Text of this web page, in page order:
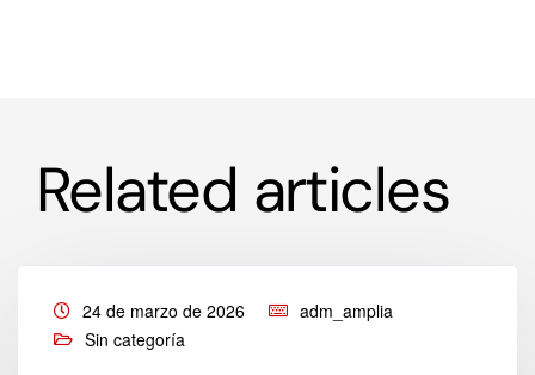
Related articles
24 de marzo de 2026
adm_amplia
Sin categoría